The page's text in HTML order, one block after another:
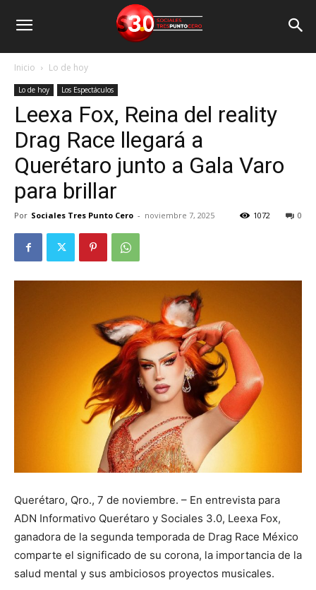
Inicio Lo de hoy
Lo de hoy Los Espectáculos
Leexa Fox, Reina del reality
Drag Race llegará a
Querétaro junto a Gala Varo
para brillar
Por Sociales Tres Punto Cero - noviembre 7, 2025 0
1072
Querétaro, Qro., 7 de noviembre. – En entrevista para
ADN Informativo Querétaro y Sociales 3.0, Leexa Fox,
ganadora de la segunda temporada de Drag Race México
comparte el significado de su corona, la importancia de la
salud mental y sus ambiciosos proyectos musicales.